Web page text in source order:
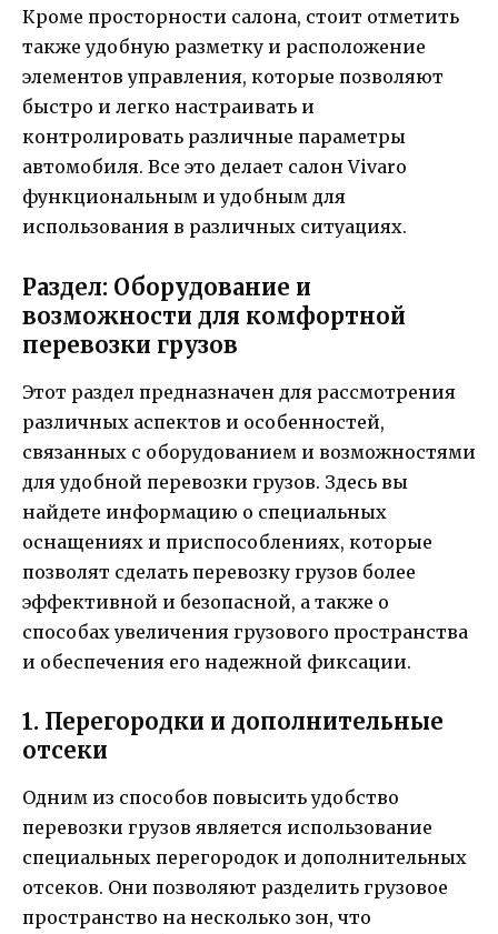
Кроме просторности салона, стоит отметить
также удобную разметку и расположение
элементов управления, которые позволяют
быстро и легко настраивать и
контролировать различные параметры
автомобиля. Все это делает салон Vivaro
функциональным и удобным для
использования в различных ситуациях.
Раздел: Оборудование и
возможности для комфортной
перевозки грузов
Этот раздел предназначен для рассмотрения
различных аспектов и особенностей,
связанных с оборудованием и возможностями
для удобной перевозки грузов. Здесь вы
найдете информацию о специальных
оснащениях и приспособлениях, которые
позволят сделать перевозку грузов более
эффективной и безопасной, а также о
способах увеличения грузового пространства
и обеспечения его надежной фиксации.
1. Перегородки и дополнительные
отсеки
Одним из способов повысить удобство
перевозки грузов является использование
специальных перегородок и дополнительных
отсеков. Они позволяют разделить грузовое
пространство на несколько зон, что